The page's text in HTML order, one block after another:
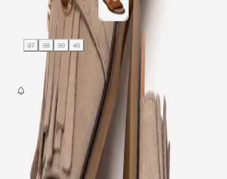
37 38 39 40
SEPETE EKLE
Fırsat Kombini Componenti Buraya Gelecek
ÜRÜN HAKKINDA